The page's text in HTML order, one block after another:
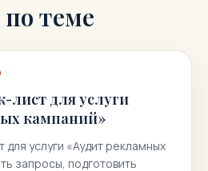
теме
лист для услуги
кампаний»
для услуги «Аудит рекламных
запросы, подготовить